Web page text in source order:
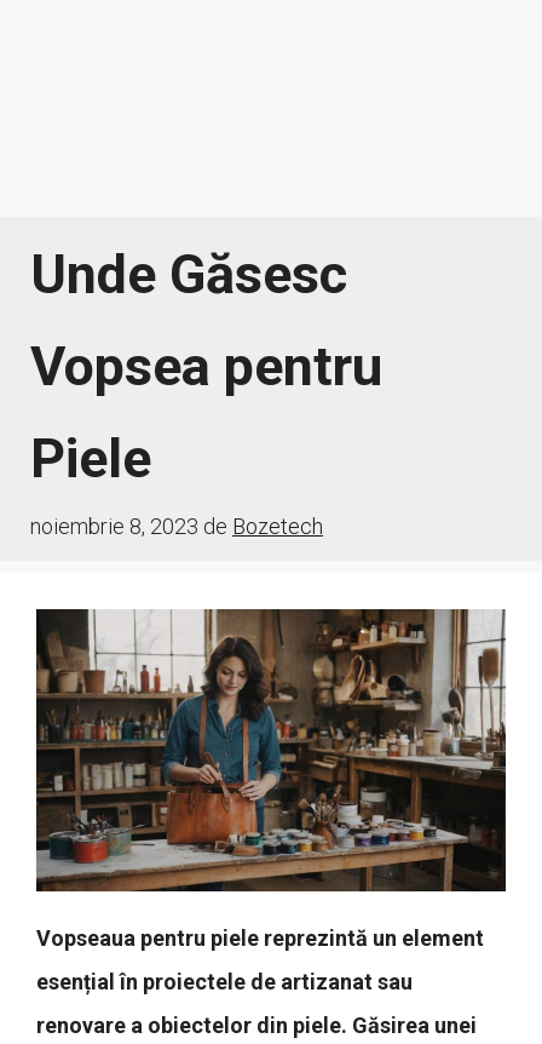
Unde Găsesc
Vopsea pentru
Piele
noiembrie 8, 2023 de Bozetech
Vopseaua pentru piele reprezintă un element
esențial în proiectele de artizanat sau
renovare a obiectelor din piele. Găsirea unei